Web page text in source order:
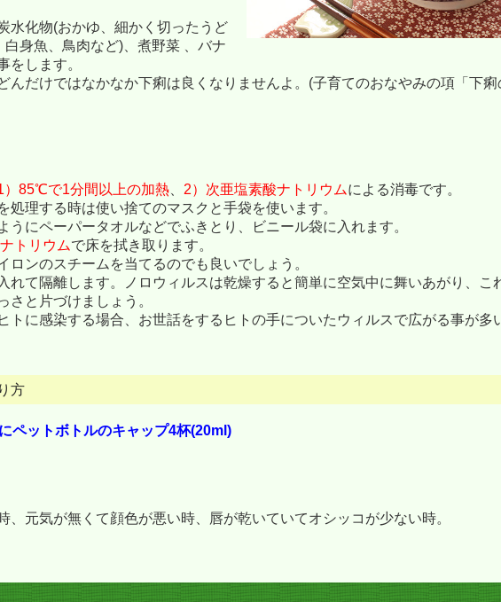
水化物(おかゆ、細かく切ったうど
身魚、鳥肉など)、煮野菜 、バナ
をします。
んだけではなかなか下痢は良くなりませんよ。(子育てのおなやみの項「下
）85℃で1分間以上の加熱 2）次亜塩素酸ナトリウムによる消毒です。
処理する時は使い捨てのマスクと手袋を使います。
うにペーパータオルなどでふきとり、ビニール袋に入れます。
トリウムで床を拭き取ります。
ロンのスチームを当てるのでも良いでしょう。
れて隔離します。ノロウィルスは乾燥すると簡単に空気中に舞いあがり、こ
さと片づけましょう。
トに感染する場合、お世話をするヒトの手についたウィルスで広がる事が多
方
ペットボトルのキャップ4杯(20ml)
、元気が無くて顔色が悪い時、唇が乾いていてオシッコが少ない時。